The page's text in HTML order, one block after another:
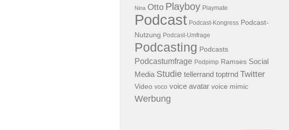
Nina Otto Playboy Playmate
Podcast Podcast-Kongress Podcast-
Nutzung Podcast-Umfrage
Podcasting Podcasts
Podcastumfrage Podpimp Ramses Social
Media Studie tellerrand toptrnd Twitter
Video voco voice avatar voice mimic
Werbung